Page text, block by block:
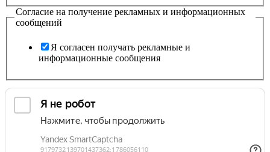
Согласие на получение рекламных и информационных
сообщений
Я согласен получать рекламные и
информационные сообщения